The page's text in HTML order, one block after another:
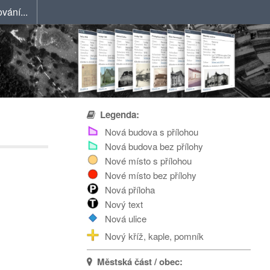
Legenda:
Nová budova s přílohou
Nová budova bez přílohy
Nové místo s přílohou
Nové místo bez přílohy
Nová příloha
Nový text
Nová ulice
Nový kříž, kaple, pomník